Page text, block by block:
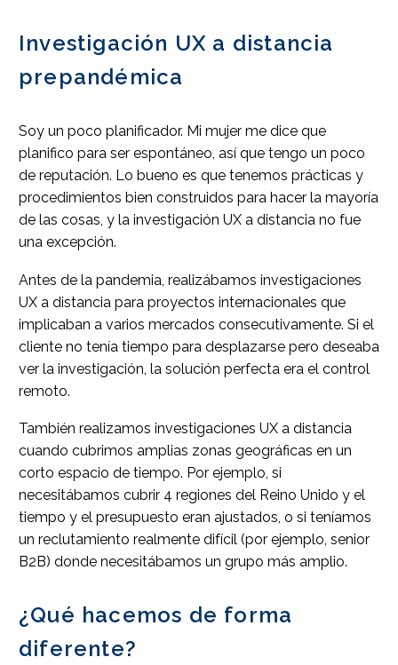
Investigación UX a distancia
prepandémica
Soy un poco planificador. Mi mujer me dice que
planifico para ser espontáneo, así que tengo un poco
de reputación. Lo bueno es que tenemos prácticas y
procedimientos bien construidos para hacer la mayoría
de las cosas, y la investigación UX a distancia no fue
una excepción.
Antes de la pandemia, realizábamos investigaciones
UX a distancia para proyectos internacionales que
implicaban a varios mercados consecutivamente. Si el
cliente no tenía tiempo para desplazarse pero deseaba
ver la investigación, la solución perfecta era el control
remoto.
También realizamos investigaciones UX a distancia
cuando cubrimos amplias zonas geográficas en un
corto espacio de tiempo. Por ejemplo, si
necesitábamos cubrir 4 regiones del Reino Unido y el
tiempo y el presupuesto eran ajustados, o si teníamos
un reclutamiento realmente difícil (por ejemplo, senior
B2B) donde necesitábamos un grupo más amplio.
¿Qué hacemos de forma
diferente?